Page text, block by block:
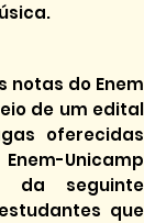
notas do Enem
de um edital
oferecidas
Unicamp
da seguinte
que